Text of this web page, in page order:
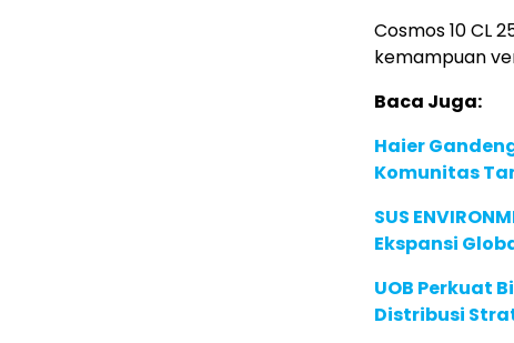
Cosmos 10 CL
kemampuan
Baca Juga:
Haier
Komunitas
SUS
Ekspansi
UOB Perkuat
Distribusi